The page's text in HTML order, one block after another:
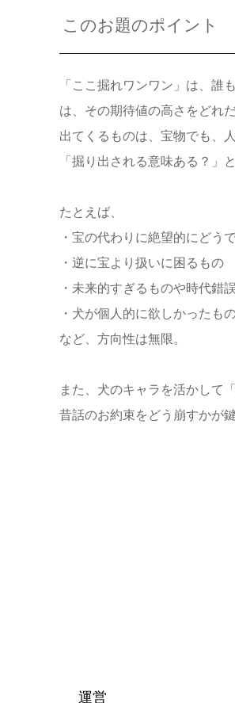
このお題のポイント
「ここ掘れワンワン」は、誰
は、その期待値の高さをどれ
出てくるものは、宝物でも、
「掘り出される意味ある？」
たとえば、
・宝の代わりに絶望的にどう
・逆に宝より扱いに困るもの
・未来的すぎるものや時代錯
・犬が個人的に欲しかったも
など、方向性は無限。
また、犬のキャラを活かして
昔話のお約束をどう崩すかが鍵
運営